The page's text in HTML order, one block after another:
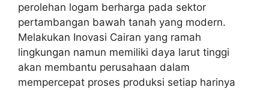
perolehan logam berharga pada sektor
pertambangan bawah tanah yang modern.
Melakukan Inovasi Cairan yang ramah
lingkungan namun memiliki daya larut tinggi
akan membantu perusahaan dalam
mempercepat proses produksi setiap harinya